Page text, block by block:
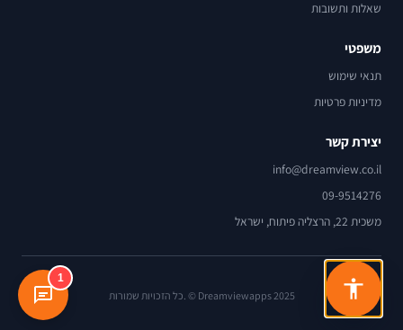
שאלות ותשובות
משפטי
תנאי שימוש
מדיניות פרטיות
יצירת קשר
info@dreamview.co.il
09-9514276
משכית 22, הרצליה פיתוח, ישראל
Dreamviewapps 2025 © .כל הזכויות שמורות
1